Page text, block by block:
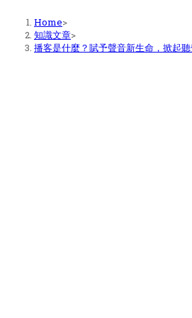
Home>
知識文章>
播客是什麼？賦予聲音新生命，掀起